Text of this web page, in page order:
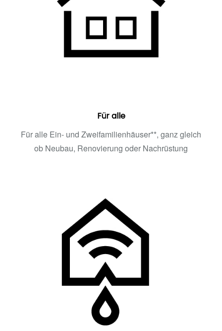
Für alle
Für alle Ein- und Zweifamilienhäuser**, ganz gleich
ob Neubau, Renovierung oder Nachrüstung